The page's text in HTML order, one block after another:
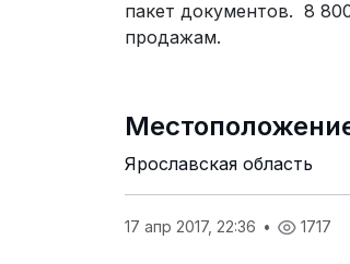
пакет документов. 8
продажам.
Ярославская область
17 апр 2017, 22:36 • 1717